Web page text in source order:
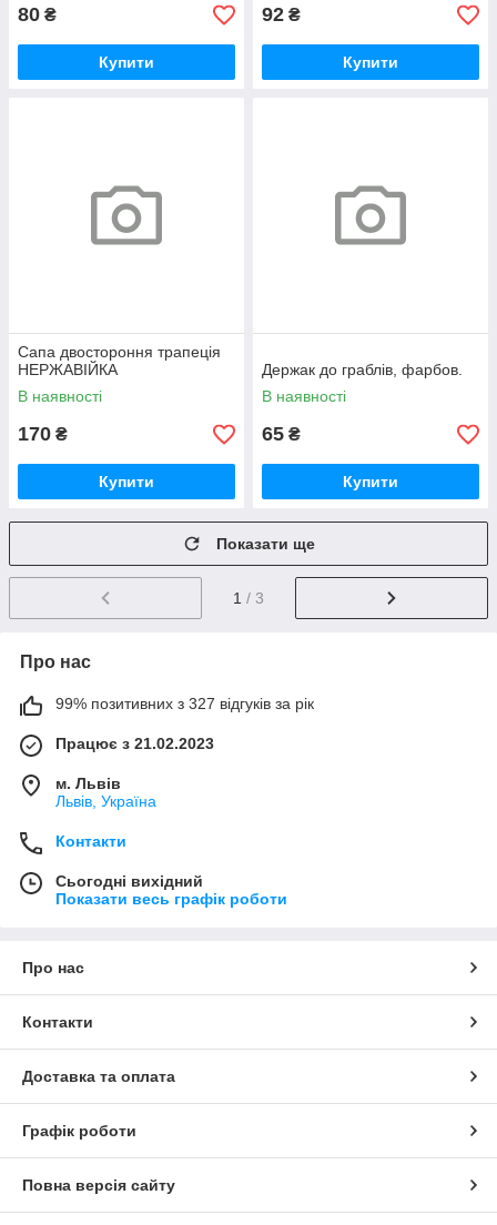
80 ₴
Купити
92 ₴
Купити
Сапа двостороння трапеція
НЕРЖАВІЙКА
В наявності
170 ₴
Купити
Держак до граблів, фарбов.
В наявності
65 ₴
Купити
Показати ще
1 / 3
Про нас
99% позитивних з 327 відгуків за рік
Працює з 21.02.2023
м. Львів
Львів, Україна
Контакти
Сьогодні вихідний
Показати весь графік роботи
Про нас
Контакти
Доставка та оплата
Графік роботи
Повна версія сайту